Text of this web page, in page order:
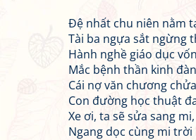
Đệ nhất chu niên nằm
Tài ba ngựa sắt ngừng
Hành nghề giáo dục
Mắc bệnh thần kinh
Cái nợ văn chương
Con đường học thuật
Xe ơi, ta sẽ sửa sang mi,
Ngang dọc cùng mi trời